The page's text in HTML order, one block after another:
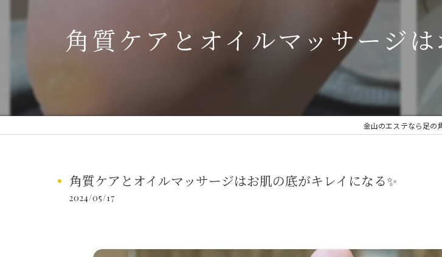
角質ケアとオイルマッサージ
金山のエステなら足の
角質ケアとオイルマッサージはお肌の底がキレイになる✨
2024/05/17